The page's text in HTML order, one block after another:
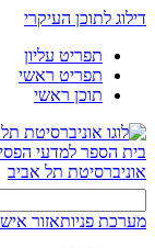
דילוג לתוכן העיקרי
תפריט עליון
תפריט ראשי
תוכן ראשי
בית הספר למדעי
אוניברסיטת תל אביב
מערכת פניותאזור